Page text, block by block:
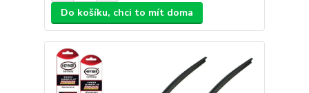
Do košíku, chci to mít doma